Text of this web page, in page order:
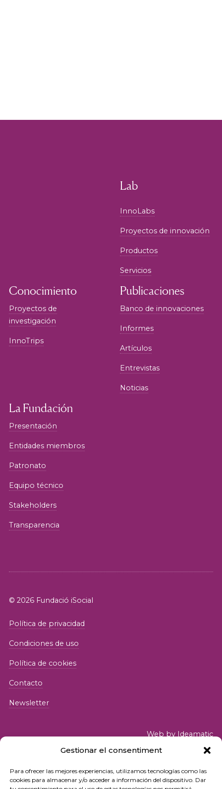
Gestionar el consentiment
Para ofrecer las mejores experiencias, utilizamos tecnologías como las
cookies para almacenar y/o acceder a información del dispositivo. Dar
Lab
InnoLabs
Proyectos de innovación
Productos
Servicios
Conocimiento
Proyectos de
investigación
InnoTrips
Publicaciones
Banco de innovaciones
Informes
Artículos
Entrevistas
Noticias
La Fundación
Presentación
Entidades miembros
Patronato
Equipo técnico
Stakeholders
Transparencia
© 2026 Fundació iSocial
Política de privacidad
Condiciones de uso
Política de cookies
Contacto
Newsletter
Web by Ideamatic